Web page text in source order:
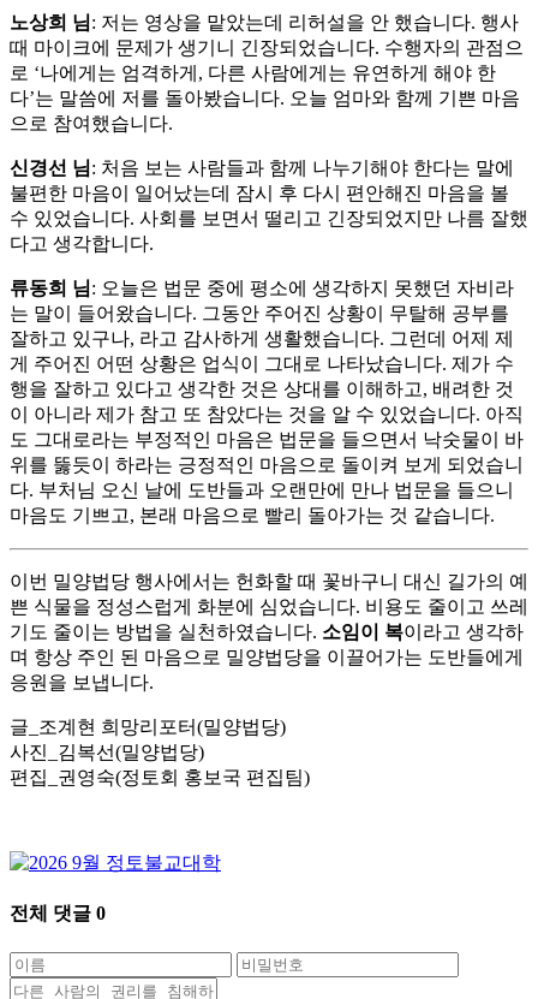
노상희 님: 저는 영상을 맡았는데 리허설을 안 했습니다. 행사
때 마이크에 문제가 생기니 긴장되었습니다. 수행자의 관점으
로 ‘나에게는 엄격하게, 다른 사람에게는 유연하게 해야 한
다’는 말씀에 저를 돌아봤습니다. 오늘 엄마와 함께 기쁜 마음
으로 참여했습니다.
신경선 님: 처음 보는 사람들과 함께 나누기해야 한다는 말에
불편한 마음이 일어났는데 잠시 후 다시 편안해진 마음을 볼
수 있었습니다. 사회를 보면서 떨리고 긴장되었지만 나름 잘했
다고 생각합니다.
류동희 님: 오늘은 법문 중에 평소에 생각하지 못했던 자비라
는 말이 들어왔습니다. 그동안 주어진 상황이 무탈해 공부를
잘하고 있구나, 라고 감사하게 생활했습니다. 그런데 어제 제
게 주어진 어떤 상황은 업식이 그대로 나타났습니다. 제가 수
행을 잘하고 있다고 생각한 것은 상대를 이해하고, 배려한 것
이 아니라 제가 참고 또 참았다는 것을 알 수 있었습니다. 아직
도 그대로라는 부정적인 마음은 법문을 들으면서 낙숫물이 바
위를 뚫듯이 하라는 긍정적인 마음으로 돌이켜 보게 되었습니
다. 부처님 오신 날에 도반들과 오랜만에 만나 법문을 들으니
마음도 기쁘고, 본래 마음으로 빨리 돌아가는 것 같습니다.
이번 밀양법당 행사에서는 헌화할 때 꽃바구니 대신 길가의 예
쁜 식물을 정성스럽게 화분에 심었습니다. 비용도 줄이고 쓰레
기도 줄이는 방법을 실천하였습니다. 소임이 복이라고 생각하
며 항상 주인 된 마음으로 밀양법당을 이끌어가는 도반들에게
응원을 보냅니다.
글_조계현 희망리포터(밀양법당)
사진_김복선(밀양법당)
편집_권영숙(정토회 홍보국 편집팀)
전체 댓글 0